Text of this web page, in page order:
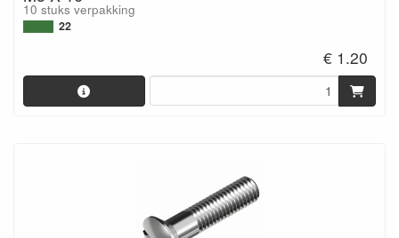
10 stuks verpakking
22
€ 1.20